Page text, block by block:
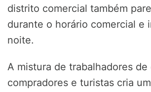
distrito comercial também
durante o horário comercial e
noite.
A mistura de trabalhadores de
compradores e turistas cria